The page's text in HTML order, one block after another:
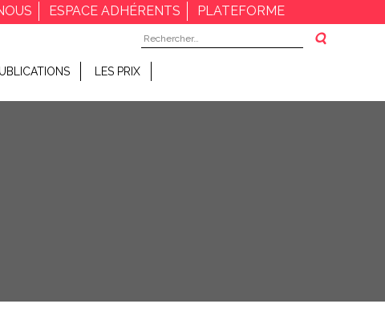
ESPACE ADHÉRENTS
PLATEFORME
Rechercher :
LES PRIX